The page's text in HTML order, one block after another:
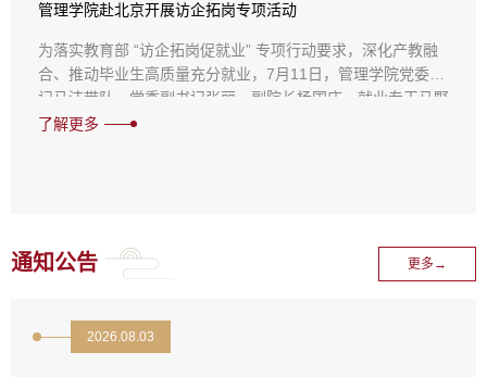
管理学院赴北京开展访企拓岗专项活动
为落实教育部 “访企拓岗促就业” 专项行动要求，深化产教融
合、推动毕业生高质量充分就业，7月11日，管理学院党委书
记马洁带队，党委副书记张丽、副院长杨国庆、就业专干马野
超一行赴北京开展访企拓岗交流活动，链接在京校友企业与校
了解更多
通知公告 更多→
2026.08.03